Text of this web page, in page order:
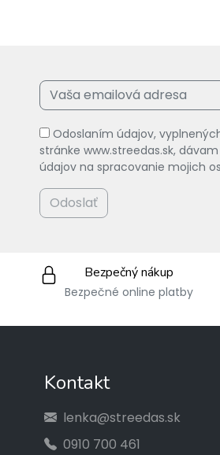
Odoslaním údajov,
stránke www.streedas.sk,
údajov na spracovanie mojich
Odoslať
Bezpečný nákup
Bezpečné online platby
Kontakt
lenka@streedas.sk
0910 700 461